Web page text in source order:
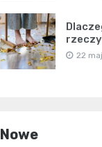
22
Nowe